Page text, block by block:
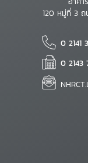
120 หมู่ที่ 3
0 2141
0 2143